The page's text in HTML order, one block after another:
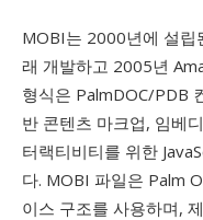
MOBI는 2000년에 설립
래 개발하고 2005년
형식은 PalmDOC/PDB
반 콘텐츠 마크업, 임베
터랙티비티를 위한
다. MOBI 파일은 Palm
이스 구조를 사용하며,